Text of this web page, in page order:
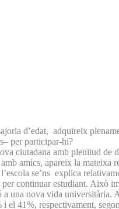
d’edat, adquireix
per participar-hi?
ciutadana amb plenitud
amics, apareix la
se’ns explica
continuar estudiant. Això
una nova vida
el 41%, respectivament,